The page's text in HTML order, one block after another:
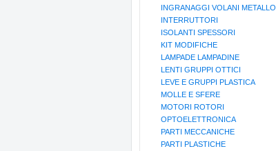
INGRANAGGI VOLANI METALLO
INTERRUTTORI
ISOLANTI SPESSORI
KIT MODIFICHE
LAMPADE LAMPADINE
LENTI GRUPPI OTTICI
LEVE E GRUPPI PLASTICA
MOLLE E SFERE
MOTORI ROTORI
OPTOELETTRONICA
PARTI MECCANICHE
PARTI PLASTICHE